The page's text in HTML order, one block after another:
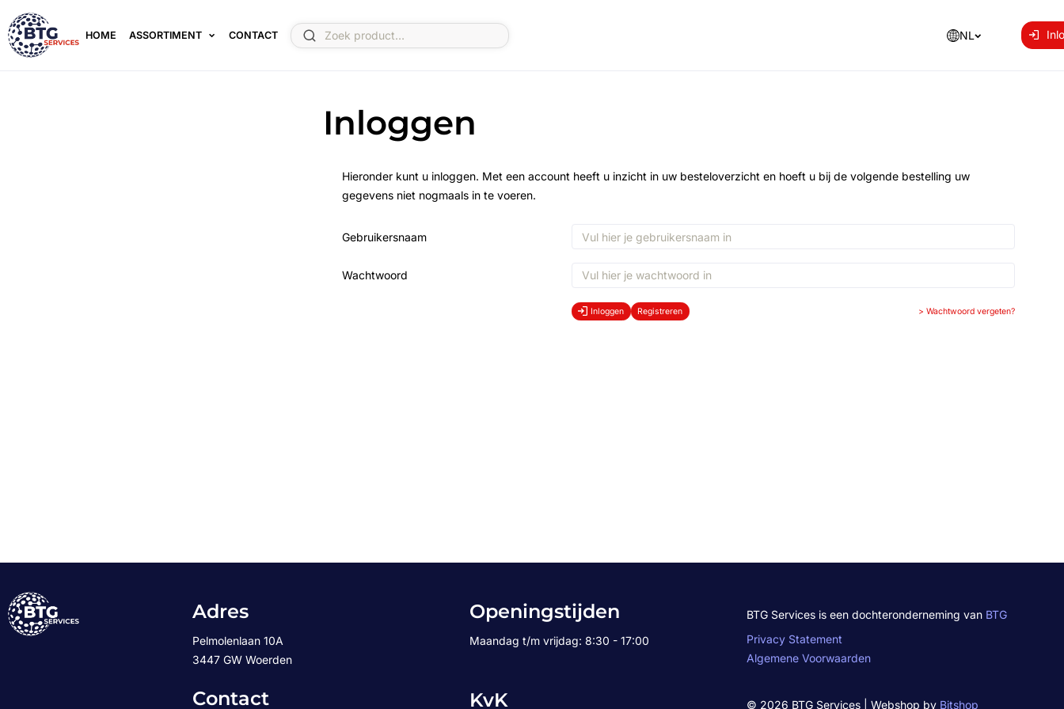
HOME ASSORTIMENT CONTACT NL
Inloggen
Hieronder kunt u inloggen. Met een account heeft u inzicht in uw besteloverzicht en hoeft u bij de volgende bestelling uw
gegevens niet nogmaals in te voeren.
Gebruikersnaam
Wachtwoord
Inloggen Registreren >Wachtwoord vergeten?
Adres
Pelmolenlaan 10A
3447 GW Woerden
Contact
Openingstijden
Maandag t/m vrijdag: 8:30 - 17:00
KvK
BTG Services is een dochteronderneming van BTG
Privacy Statement
Algemene Voorwaarden
© 2026 BTG Services | Webshop by Bitshop